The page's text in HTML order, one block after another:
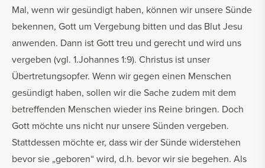
Mal, wenn wir gesündigt haben, können wir unsere Sünde
bekennen, Gott um Vergebung bitten und das Blut Jesu
anwenden. Dann ist Gott treu und gerecht und wird uns
vergeben (vgl. 1.Johannes 1:9). Christus ist unser
Übertretungsopfer. Wenn wir gegen einen Menschen
gesündigt haben, sollen wir die Sache zudem mit dem
betreffenden Menschen wieder ins Reine bringen. Doch
Gott möchte uns nicht nur unsere Sünden vergeben.
Stattdessen möchte er, dass wir der Sünde widerstehen
bevor sie „geboren“ wird, d.h. bevor wir sie begehen. Als